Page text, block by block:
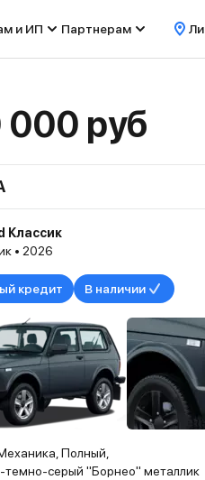
и ИП Партнерам
000 руб
Классик
• 2026
кредит В наличии
Полный,
темно-серый "Борнео" металлик